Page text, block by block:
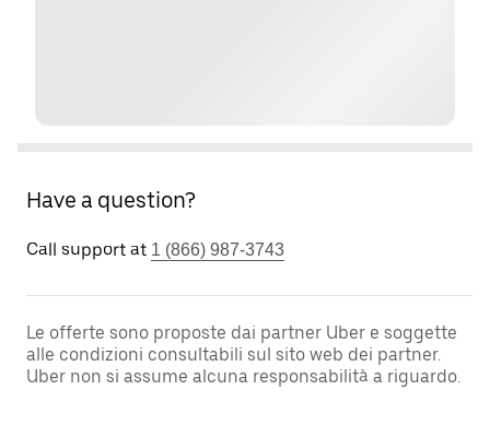
Have a question?
Call support at 1 (866) 987-3743
Le offerte sono proposte dai partner Uber e soggette
alle condizioni consultabili sul sito web dei partner.
Uber non si assume alcuna responsabilità a riguardo.